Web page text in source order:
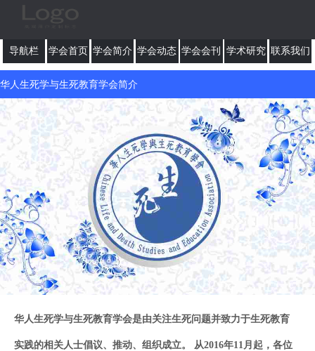
导航栏 学会首页 学会简介 学会动态 学会会刊 学术研究 联系我们
华人生死学与生死教育学会简介
华人生死学与生死教育学会是由关注生死问题并致力于生死教育
实践的相关人士倡议、推动、组织成立。 从2016年11月起，各位